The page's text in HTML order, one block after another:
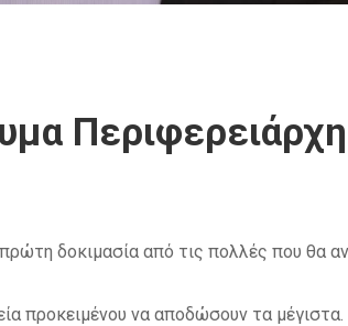
δοκιμασία από τις πολλές που θα
προκειμένου να αποδώσουν τα μέγιστα.